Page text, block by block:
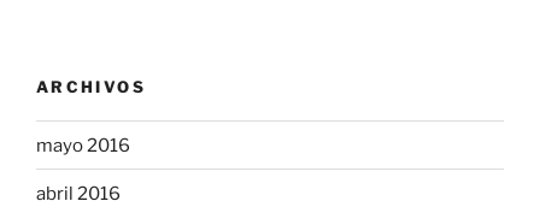
ARCHIVOS
mayo 2016
abril 2016